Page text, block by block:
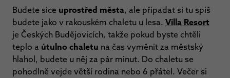
Budete sice uprostřed města, ale připadat si tu spíš
budete jako v rakouském chaletu u lesa. Villa Resort
je Českých Budějovicích, takže pokud byste chtěli
teplo a útulno chaletu na čas vyměnit za městský
hlahol, budete u něj za pár minut. Do chaletu se
pohodlně vejde větší rodina nebo 6 přátel. Večer si